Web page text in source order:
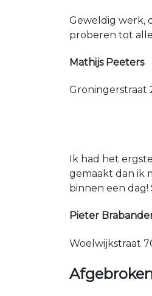
Geweldig werk,
proberen tot
Mathijs Peeters
Groningerstraat
Ik had het
gemaakt dan ik
binnen een dag!
Pieter
Woelwijkstraat